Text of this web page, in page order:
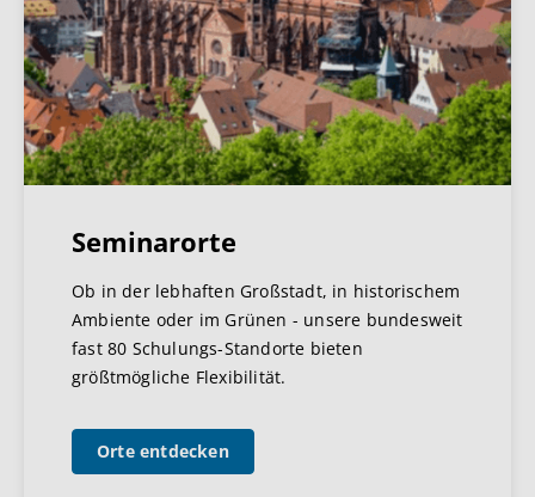
Seminarorte
Ob in der lebhaften Großstadt, in historischem
Ambiente oder im Grünen - unsere bundesweit
fast 80 Schulungs-Standorte bieten
größtmögliche Flexibilität.
Orte entdecken